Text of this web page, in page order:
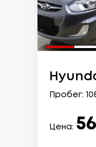
Пробег:
Цена: